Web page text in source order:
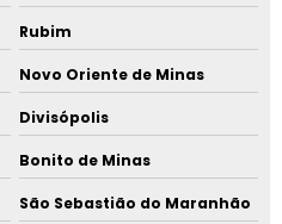
Rubim
Novo Oriente de Minas
Divisópolis
Bonito de Minas
São Sebastião do Maranhão